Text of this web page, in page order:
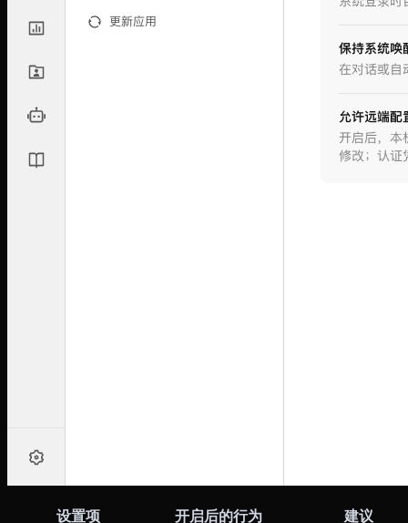
设置项 开启后的行为 建议